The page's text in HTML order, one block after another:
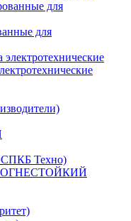
для
Техно)
ОГНЕСТОЙКИЙ